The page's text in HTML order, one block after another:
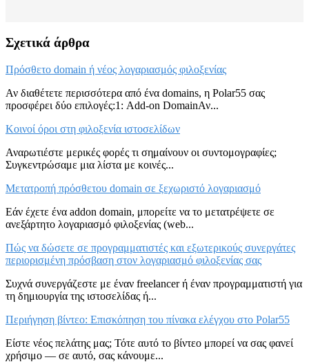
Σχετικά άρθρα
Πρόσθετο domain ή νέος λογαριασμός φιλοξενίας
Αν διαθέτετε περισσότερα από ένα domains, η Polar55 σας
προσφέρει δύο επιλογές:1: Add-on DomainΑν...
Κοινοί όροι στη φιλοξενία ιστοσελίδων
Αναρωτιέστε μερικές φορές τι σημαίνουν οι συντομογραφίες;
Συγκεντρώσαμε μια λίστα με κοινές...
Μετατροπή πρόσθετου domain σε ξεχωριστό λογαριασμό
Εάν έχετε ένα addon domain, μπορείτε να το μετατρέψετε σε
ανεξάρτητο λογαριασμό φιλοξενίας (web...
Πώς να δώσετε σε προγραμματιστές και εξωτερικούς συνεργάτες
περιορισμένη πρόσβαση στον λογαριασμό φιλοξενίας σας
Συχνά συνεργάζεστε με έναν freelancer ή έναν προγραμματιστή για
τη δημιουργία της ιστοσελίδας ή...
Περιήγηση βίντεο: Επισκόπηση του πίνακα ελέγχου στο Polar55
Είστε νέος πελάτης μας; Τότε αυτό το βίντεο μπορεί να σας φανεί
χρήσιμο — σε αυτό, σας κάνουμε...